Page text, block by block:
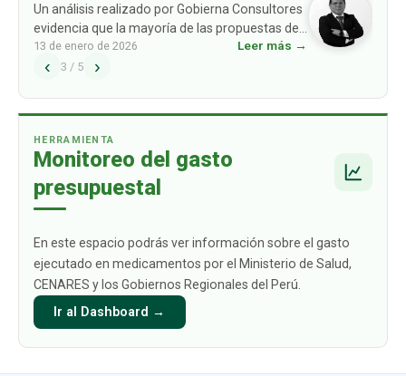
a las familias: un problema ausente en
las propuestas de los partidos
políticos
Un análisis realizado por Gobierna Consultores
evidencia que la mayoría de las propuestas de
los partidos políticos no consideran un
problema estructural que afecta de manera
13 de enero de 2026 Leer más →
‹ 3 / 5 ›
HERRAMIENTA
Monitoreo del gasto
presupuestal
En este espacio podrás ver información sobre el gasto
ejecutado en medicamentos por el Ministerio de Salud,
CENARES y los Gobiernos Regionales del Perú.
Ir al Dashboard →